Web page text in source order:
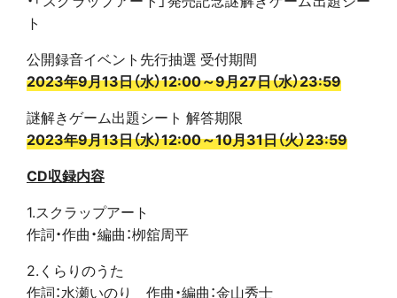
ト
公開録音イベント先行抽選 受付期間
2023年9月13日（水）12:00～9月27日（水）23:59
謎解きゲーム出題シート 解答期限
2023年9月13日（水）12:00～10月31日（火）23:59
CD収録内容
1.スクラップアート
作詞・作曲・編曲：栁舘周平
2.くらりのうた
作詞：水瀬いのり 作曲・編曲：金山秀士